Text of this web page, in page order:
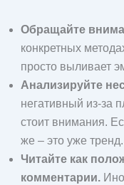
Обращайте
конкретных
просто выливает
Анализируйте
негативный из-за
стоит внимания.
же – это уже тренд.
Читайте как
комментарии.